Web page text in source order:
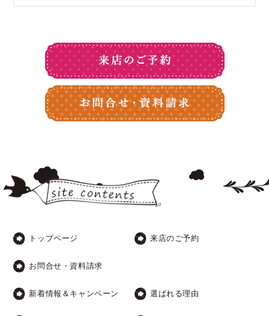
トップページ 来店のご予約
お問合せ・資料請求
新着情報＆キャンペーン 選ばれる理由